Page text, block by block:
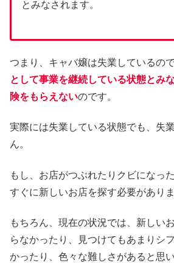
とみなされます。
つまり、キャバ嬢は失業しているの
として事業を継続している状態とみ
険をもらえないのです。
実際には失業している状態でも、失
ん。
もし、お店がつぶれたりクビになっ
すぐに新しいお店を探す必要がありま
もちろん、現在の状況では、新しい
らなかったり、見つけてもあまりシ
かったり、色々な難しさがあると思い